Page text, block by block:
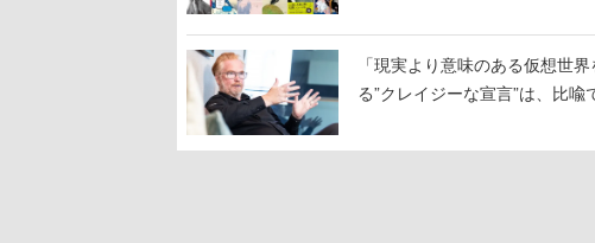
「現実より意味のある仮想世
る”クレイジーな宣言”は、比喩